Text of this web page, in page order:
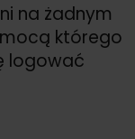
na żadnym
którego
logować